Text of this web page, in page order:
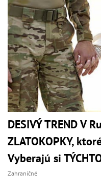
DESIVÝ TREND V
ZLATOKOPKY,
Vyberajú si
Zahraničné